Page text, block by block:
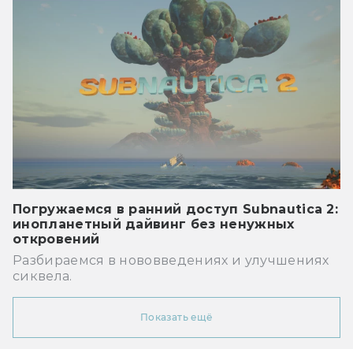
Погружаемся в ранний доступ Subnautica 2:
инопланетный дайвинг без ненужных
откровений
Разбираемся в нововведениях и улучшениях
сиквела.
Показать ещё